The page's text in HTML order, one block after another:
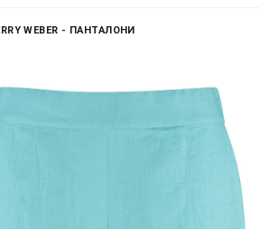
WEBER - ПАНТАЛОНИ